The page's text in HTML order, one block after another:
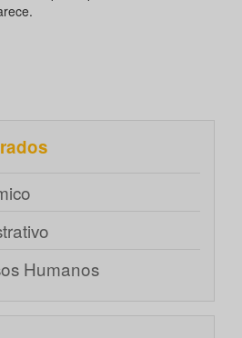
Humanos